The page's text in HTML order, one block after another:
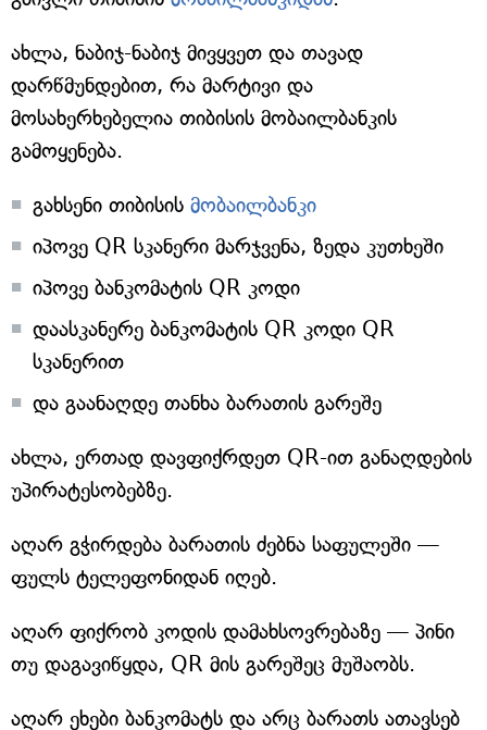
ახლა, ნაბიჯ-ნაბიჯ მივყვეთ და თავად
დარწმუნდებით, რა მარტივი და
მოსახერხებელია თიბისის მობაილბანკის
გამოყენება.
გახსენი თიბისის მობაილბანკი
იპოვე QR სკანერი მარჯვენა, ზედა კუთხეში
იპოვე ბანკომატის QR კოდი
დაასკანერე ბანკომატის QR კოდი QR
სკანერით
და გაანაღდე თანხა ბარათის გარეშე
ახლა, ერთად დავფიქრდეთ QR-ით განაღდების
უპირატესობებზე.
აღარ გჭირდება ბარათის ძებნა საფულეში —
ფულს ტელეფონიდან იღებ.
აღარ ფიქრობ კოდის დამახსოვრებაზე — პინი
თუ დაგავიწყდა, QR მის გარეშეც მუშაობს.
აღარ ეხები ბანკომატს და არც ბარათს ათავსებ